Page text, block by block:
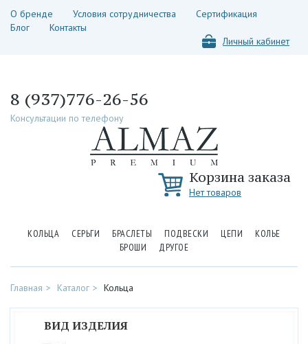
О бренде Условия сотрудничества
Сертификация
Блог
Контакты
Личный кабинет
8 (937)776-26-56
Консультации по телефону
Корзина заказа
Нет товаров
КОЛЬЦА СЕРЬГИ БРАСЛЕТЫ ПОДВЕСКИ ЦЕПИ
КОЛЬЕ
БРОШИ
ДРУГОЕ
Главная Каталог Кольца
ВИД ИЗДЕЛИЯ